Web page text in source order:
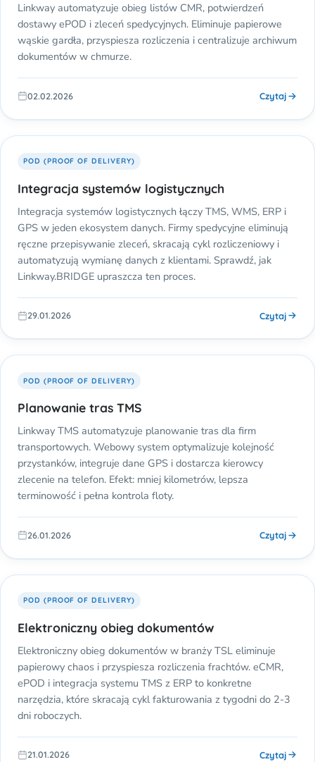
Linkway automatyzuje obieg listów CMR, potwierdzeń
dostawy ePOD i zleceń spedycyjnych. Eliminuje papierowe
wąskie gardła, przyspiesza rozliczenia i centralizuje archiwum
dokumentów w chmurze.
02.02.2026 Czytaj
POD (PROOF OF DELIVERY)
Integracja systemów logistycznych
Integracja systemów logistycznych łączy TMS, WMS, ERP i
GPS w jeden ekosystem danych. Firmy spedycyjne eliminują
ręczne przepisywanie zleceń, skracają cykl rozliczeniowy i
automatyzują wymianę danych z klientami. Sprawdź, jak
Linkway.BRIDGE upraszcza ten proces.
29.01.2026 Czytaj
POD (PROOF OF DELIVERY)
Planowanie tras TMS
Linkway TMS automatyzuje planowanie tras dla firm
transportowych. Webowy system optymalizuje kolejność
przystanków, integruje dane GPS i dostarcza kierowcy
zlecenie na telefon. Efekt: mniej kilometrów, lepsza
terminowość i pełna kontrola floty.
26.01.2026 Czytaj
POD (PROOF OF DELIVERY)
Elektroniczny obieg dokumentów
Elektroniczny obieg dokumentów w branży TSL eliminuje
papierowy chaos i przyspiesza rozliczenia frachtów. eCMR,
ePOD i integracja systemu TMS z ERP to konkretne
narzędzia, które skracają cykl fakturowania z tygodni do 2-3
dni roboczych.
21.01.2026 Czytaj